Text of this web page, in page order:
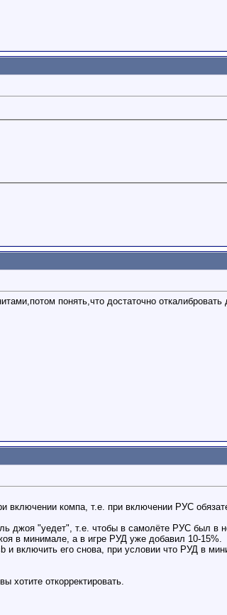
понять,что достаточно
включении компа, т.е. при включении РУС
джоя "уедет", т.е. чтобы в самолёте РУС был в
в минимале, а в игре РУД уже добавил 10-15%.
и включить его снова, при условии что РУД в
хотите откорректировать.